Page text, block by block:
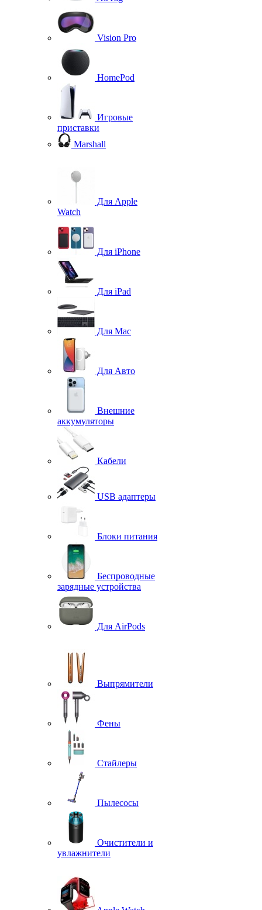
Vision Pro
HomePod
Игровые
приставки
Marshall
Для Apple
Watch
Для iPhone
Для iPad
Для Mac
Для Авто
Внешние
аккумуляторы
Кабели
USB адаптеры
Блоки питания
Беспроводные
зарядные устройства
Для AirPods
Выпрямители
Фены
Стайлеры
Пылесосы
Очистители и
увлажнители